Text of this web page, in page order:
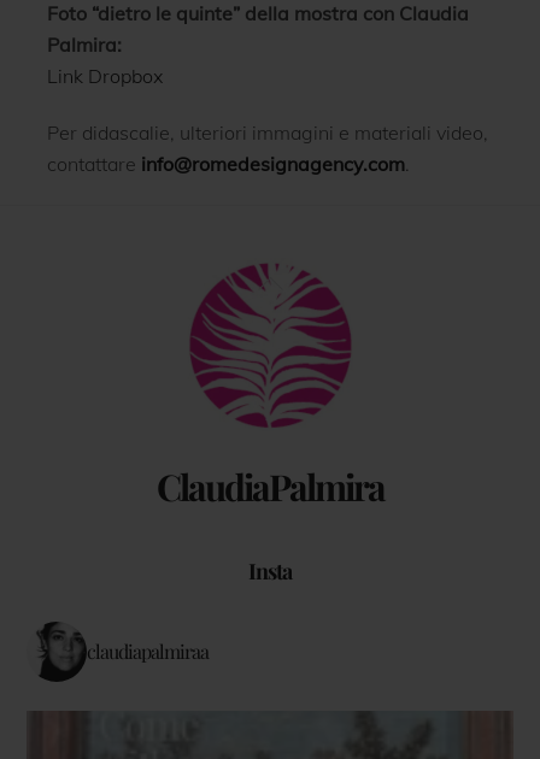
Foto “dietro le quinte” della mostra con Claudia
Palmira:
Link Dropbox
Per didascalie, ulteriori immagini e materiali video,
contattare info@romedesignagency.com.
ClaudiaPalmira
Back
To
Top
Insta
claudiapalmiraa